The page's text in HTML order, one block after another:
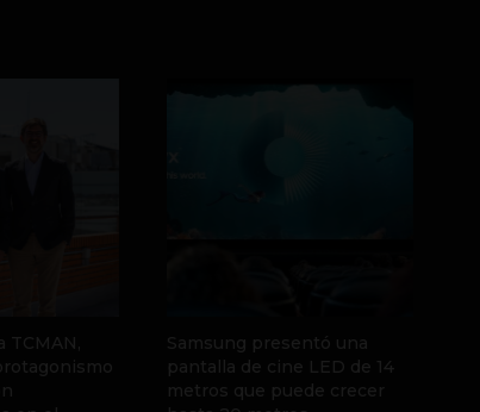
TCMAN,
Samsung presentó una
pantalla de cine LED de 14
metros que puede crecer